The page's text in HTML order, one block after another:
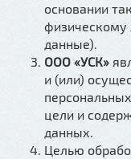
основании
физическому
данные).
ООО «УСК»
и (или)
цели и
данных.
Целью